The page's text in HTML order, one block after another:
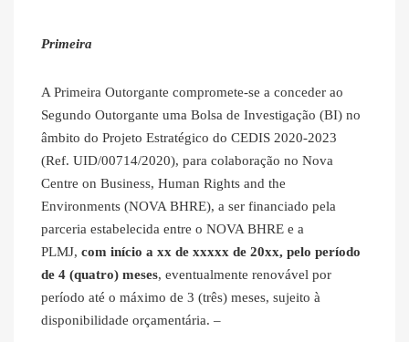
Primeira
A Primeira Outorgante compromete-se a conceder ao
Segundo Outorgante uma Bolsa de Investigação (BI) no
âmbito do Projeto Estratégico do CEDIS 2020-2023
(Ref. UID/00714/2020), para colaboração no Nova
Centre on Business, Human Rights and the
Environments (NOVA BHRE), a ser financiado pela
parceria estabelecida entre o NOVA BHRE e a
PLMJ, com início a xx de xxxxx de 20xx, pelo período
de 4 (quatro) meses, eventualmente renovável por
período até o máximo de 3 (três) meses, sujeito à
disponibilidade orçamentária. –